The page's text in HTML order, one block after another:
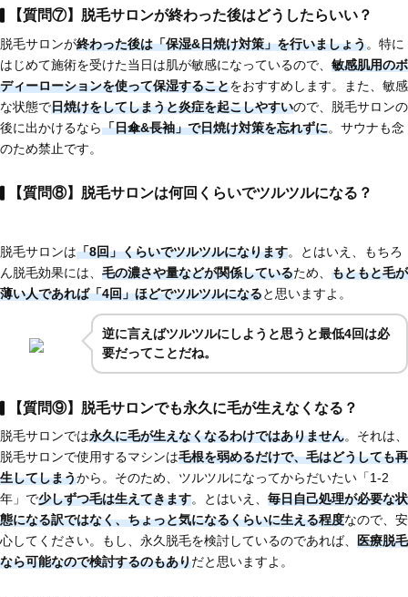
【質問⑦】脱毛サロンが終わった後はどうしたらいい？
脱毛サロンが終わった後は「保湿&日焼け対策」を行いましょう。特に
はじめて施術を受けた当日は肌が敏感になっているので、 敏感肌用のボ
ディーローションを使って保湿することをおすすめします。また、敏感
な状態で日焼けをしてしまうと炎症を起こしやすいので、脱毛サロンの
後に出かけるなら「日傘&長袖」で日焼け対策を忘れずに。サウナも念
のため禁止です。
【質問⑧】脱毛サロンは何回くらいでツルツルになる？
脱毛サロンは「8回」くらいでツルツルになります。とはいえ、もちろ
ん脱毛効果には、 毛の濃さや量などが関係しているため、 もともと毛が
薄い人であれば「4回」ほどでツルツルになると思いますよ。
逆に言えばツルツルにしようと思うと最低4回は必
要だってことだね。
【質問⑨】脱毛サロンでも永久に毛が生えなくなる？
脱毛サロンでは永久に毛が生えなくなるわけではありません。それは、
脱毛サロンで使用するマシンは毛根を弱めるだけで、毛はどうしても再
生してしまうから。そのため、ツルツルになってからだいたい「1-2
年」で少しずつ毛は生えてきます。とはいえ、 毎日自己処理が必要な状
態になる訳ではなく、ちょっと気になるくらいに生える程度なので、安
心してください。もし、永久脱毛を検討しているのであれば、 医療脱毛
なら可能なので検討するのもありだと思いますよ。